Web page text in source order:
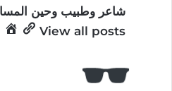
شاعر وطبيب وحين
View all posts